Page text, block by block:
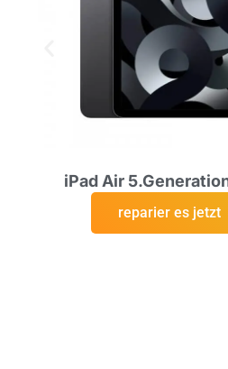
iPad Air
reparier es jetzt